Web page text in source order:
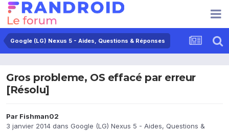
Google (LG) Nexus 5 - Aides, Questions & Réponses
Gros probleme, OS effacé par erreur
[Résolu]
Par Fishman02
3 janvier 2014 dans Google (LG) Nexus 5 - Aides, Questions &